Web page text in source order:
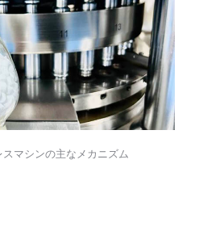
マシンの主なメカニズム